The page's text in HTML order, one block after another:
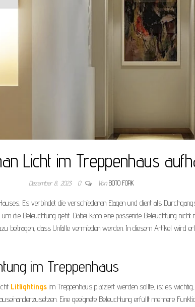
Licht im Treppenhaus
Dezember 8, 2023 0 Von BOTO FORK
Es verbindet die verschiedenen Etagen und dient als
die Beleuchtung geht. Dabei kann eine passende Beleuchtung
beitragen, dass Unfälle vermieden werden. In diesem Artikel wird
im Treppenhaus
Litlightings im Treppenhaus platziert werden sollte, ist es
Eine geeignete Beleuchtung erfüllt mehrere